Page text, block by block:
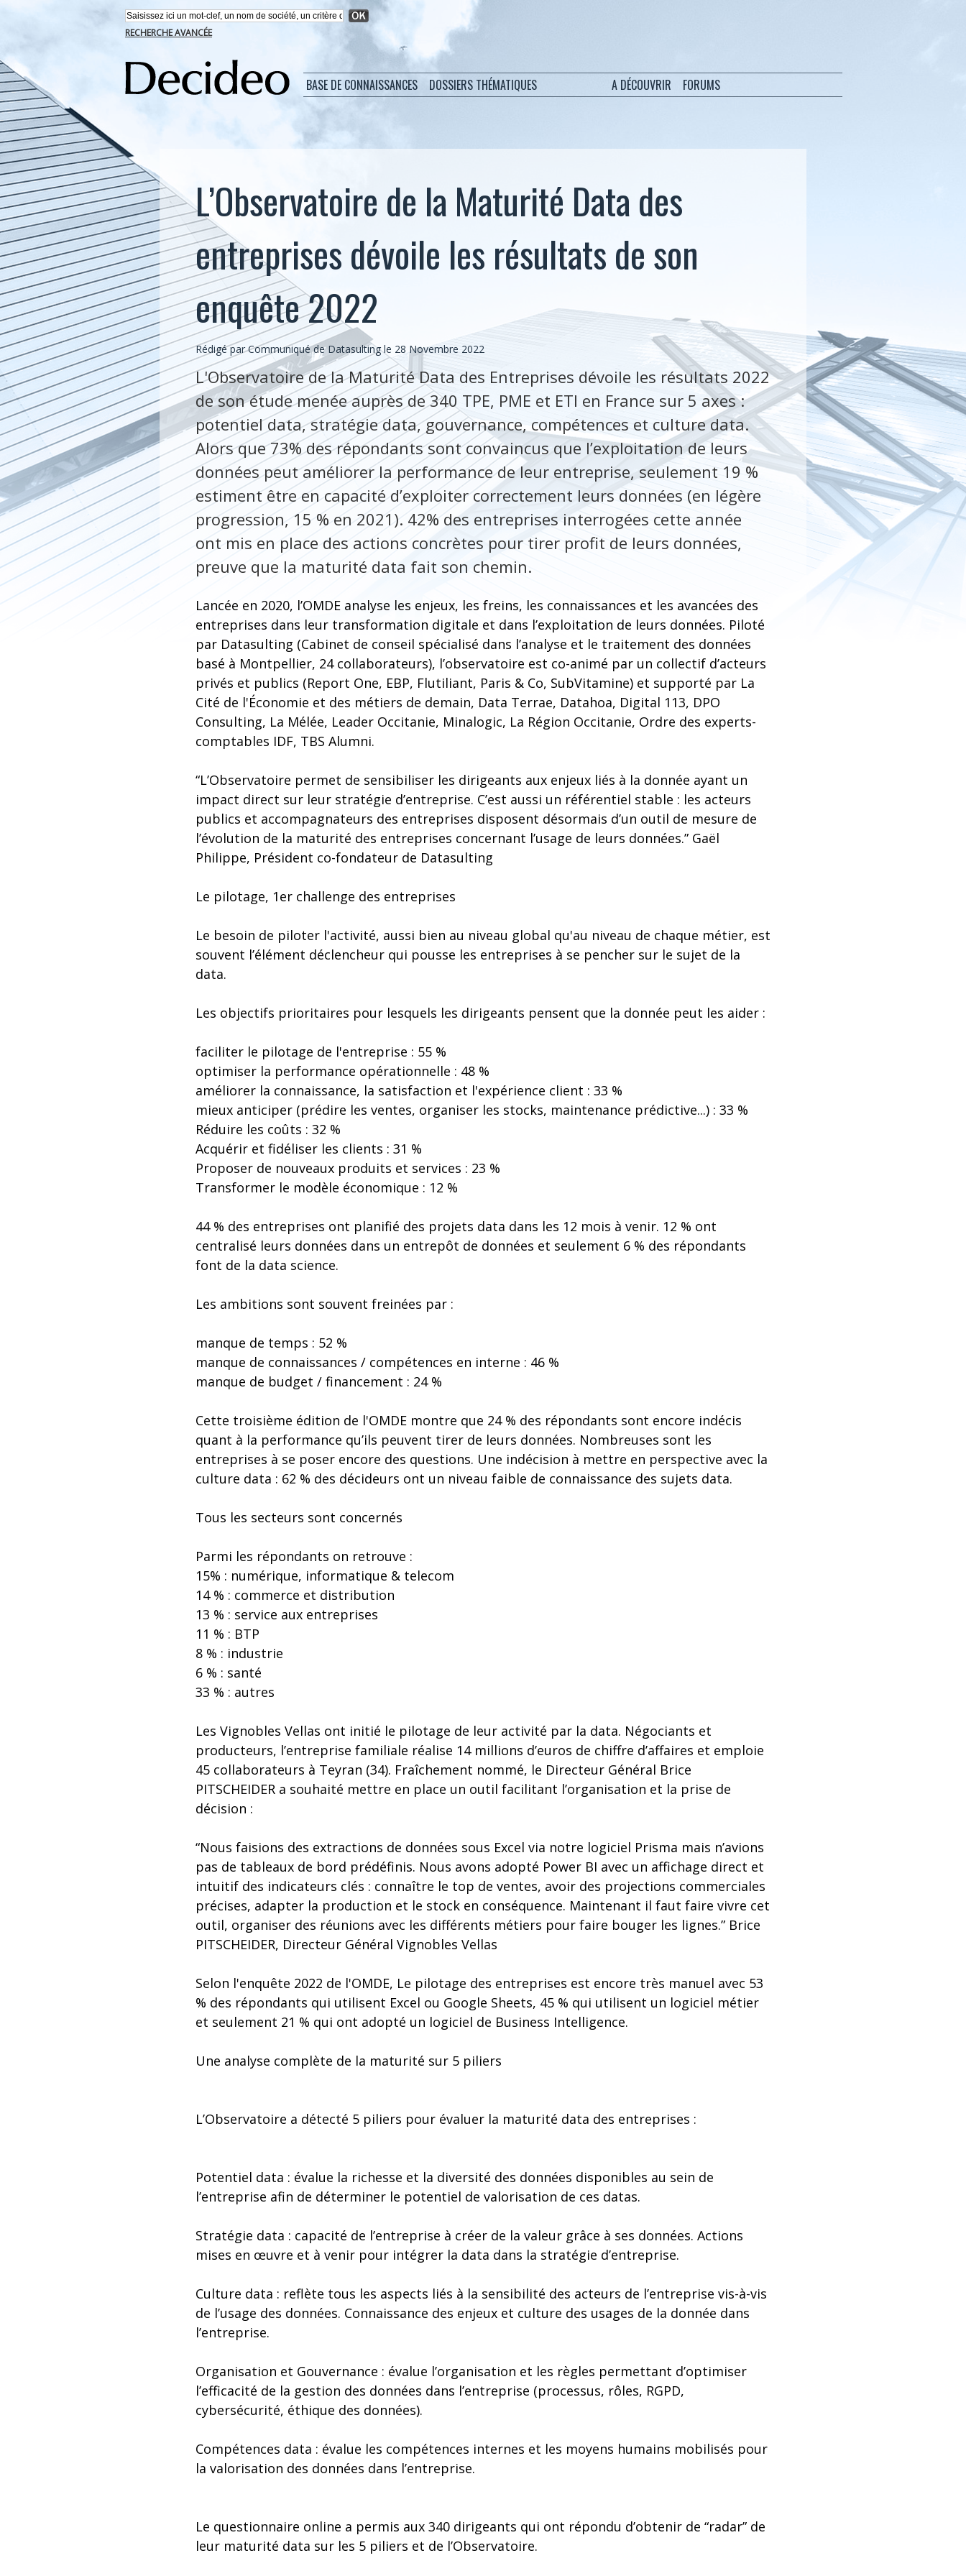
RECHERCHE AVANCÉE
BASE DE CONNAISSANCES DOSSIERS THÉMATIQUES A DÉCOUVRIR FORUMS
L’Observatoire de la Maturité Data des
entreprises dévoile les résultats de son
enquête 2022
Rédigé par Communiqué de Datasulting le 28 Novembre 2022
L'Observatoire de la Maturité Data des Entreprises dévoile les résultats 2022
de son étude menée auprès de 340 TPE, PME et ETI en France sur 5 axes :
potentiel data, stratégie data, gouvernance, compétences et culture data.
Alors que 73% des répondants sont convaincus que l’exploitation de leurs
données peut améliorer la performance de leur entreprise, seulement 19 %
estiment être en capacité d’exploiter correctement leurs données (en légère
progression, 15 % en 2021). 42% des entreprises interrogées cette année
ont mis en place des actions concrètes pour tirer profit de leurs données,
preuve que la maturité data fait son chemin.
Lancée en 2020, l’OMDE analyse les enjeux, les freins, les connaissances et les avancées des
entreprises dans leur transformation digitale et dans l’exploitation de leurs données. Piloté
par Datasulting (Cabinet de conseil spécialisé dans l’analyse et le traitement des données
basé à Montpellier, 24 collaborateurs), l’observatoire est co-animé par un collectif d’acteurs
privés et publics (Report One, EBP, Flutiliant, Paris & Co, SubVitamine) et supporté par La
Cité de l'Économie et des métiers de demain, Data Terrae, Datahoa, Digital 113, DPO
Consulting, La Mélée, Leader Occitanie, Minalogic, La Région Occitanie, Ordre des experts-
comptables IDF, TBS Alumni.
“L’Observatoire permet de sensibiliser les dirigeants aux enjeux liés à la donnée ayant un
impact direct sur leur stratégie d’entreprise. C’est aussi un référentiel stable : les acteurs
publics et accompagnateurs des entreprises disposent désormais d’un outil de mesure de
l’évolution de la maturité des entreprises concernant l’usage de leurs données.” Gaël
Philippe, Président co-fondateur de Datasulting
Le pilotage, 1er challenge des entreprises
Le besoin de piloter l'activité, aussi bien au niveau global qu'au niveau de chaque métier, est
souvent l’élément déclencheur qui pousse les entreprises à se pencher sur le sujet de la
data.
Les objectifs prioritaires pour lesquels les dirigeants pensent que la donnée peut les aider :
faciliter le pilotage de l'entreprise : 55 %
optimiser la performance opérationnelle : 48 %
améliorer la connaissance, la satisfaction et l'expérience client : 33 %
mieux anticiper (prédire les ventes, organiser les stocks, maintenance prédictive...) : 33 %
Réduire les coûts : 32 %
Acquérir et fidéliser les clients : 31 %
Proposer de nouveaux produits et services : 23 %
Transformer le modèle économique : 12 %
44 % des entreprises ont planifié des projets data dans les 12 mois à venir. 12 % ont
centralisé leurs données dans un entrepôt de données et seulement 6 % des répondants
font de la data science.
Les ambitions sont souvent freinées par :
manque de temps : 52 %
manque de connaissances / compétences en interne : 46 %
manque de budget / financement : 24 %
Cette troisième édition de l'OMDE montre que 24 % des répondants sont encore indécis
quant à la performance qu’ils peuvent tirer de leurs données. Nombreuses sont les
entreprises à se poser encore des questions. Une indécision à mettre en perspective avec la
culture data : 62 % des décideurs ont un niveau faible de connaissance des sujets data.
Tous les secteurs sont concernés
Parmi les répondants on retrouve :
15% : numérique, informatique & telecom
14 % : commerce et distribution
13 % : service aux entreprises
11 % : BTP
8 % : industrie
6 % : santé
33 % : autres
Les Vignobles Vellas ont initié le pilotage de leur activité par la data. Négociants et
producteurs, l’entreprise familiale réalise 14 millions d’euros de chiffre d’affaires et emploie
45 collaborateurs à Teyran (34). Fraîchement nommé, le Directeur Général Brice
PITSCHEIDER a souhaité mettre en place un outil facilitant l’organisation et la prise de
décision :
“Nous faisions des extractions de données sous Excel via notre logiciel Prisma mais n’avions
pas de tableaux de bord prédéfinis. Nous avons adopté Power BI avec un affichage direct et
intuitif des indicateurs clés : connaître le top de ventes, avoir des projections commerciales
précises, adapter la production et le stock en conséquence. Maintenant il faut faire vivre cet
outil, organiser des réunions avec les différents métiers pour faire bouger les lignes.” Brice
PITSCHEIDER, Directeur Général Vignobles Vellas
Selon l'enquête 2022 de l'OMDE, Le pilotage des entreprises est encore très manuel avec 53
% des répondants qui utilisent Excel ou Google Sheets, 45 % qui utilisent un logiciel métier
et seulement 21 % qui ont adopté un logiciel de Business Intelligence.
Une analyse complète de la maturité sur 5 piliers
L’Observatoire a détecté 5 piliers pour évaluer la maturité data des entreprises :
Potentiel data : évalue la richesse et la diversité des données disponibles au sein de
l’entreprise afin de déterminer le potentiel de valorisation de ces datas.
Stratégie data : capacité de l’entreprise à créer de la valeur grâce à ses données. Actions
mises en œuvre et à venir pour intégrer la data dans la stratégie d’entreprise.
Culture data : reflète tous les aspects liés à la sensibilité des acteurs de l’entreprise vis-à-vis
de l’usage des données. Connaissance des enjeux et culture des usages de la donnée dans
l’entreprise.
Organisation et Gouvernance : évalue l’organisation et les règles permettant d’optimiser
l’efficacité de la gestion des données dans l’entreprise (processus, rôles, RGPD,
cybersécurité, éthique des données).
Compétences data : évalue les compétences internes et les moyens humains mobilisés pour
la valorisation des données dans l’entreprise.
Le questionnaire online a permis aux 340 dirigeants qui ont répondu d’obtenir de “radar” de
leur maturité data sur les 5 piliers et de l’Observatoire.